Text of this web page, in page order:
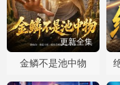
更新全集
金鳞不是池中物